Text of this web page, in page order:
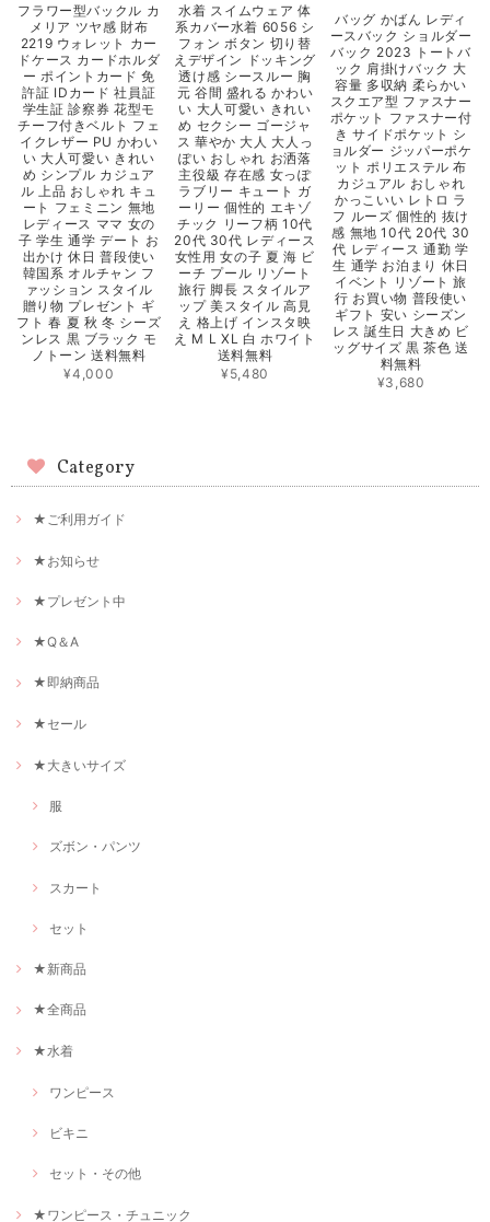
フラワー型バックル カ
メリア ツヤ感 財布
2219 ウォレット カー
ドケース カードホルダ
ー ポイントカード 免
許証 IDカード 社員証
学生証 診察券 花型モ
チーフ付きベルト フェ
イクレザー PU かわい
い 大人可愛い きれい
め シンプル カジュア
ル 上品 おしゃれ キュ
ート フェミニン 無地
レディース ママ 女の
子 学生 通学 デート お
出かけ 休日 普段使い
韓国系 オルチャン フ
ァッション スタイル
贈り物 プレゼント ギ
フト 春 夏 秋 冬 シーズ
ンレス 黒 ブラック モ
ノトーン 送料無料
¥4,000
水着 スイムウェア 体
系カバー水着 6056 シ
フォン ボタン 切り替
えデザイン ドッキング
透け感 シースルー 胸
元 谷間 盛れる かわい
い 大人可愛い きれい
め セクシー ゴージャ
ス 華やか 大人 大人っ
ぽい おしゃれ お洒落
主役級 存在感 女っぽ
ラブリー キュート ガ
ーリー 個性的 エキゾ
チック リーフ柄 10代
20代 30代 レディース
女性用 女の子 夏 海 ビ
ーチ プール リゾート
旅行 脚長 スタイルア
ップ 美スタイル 高見
え 格上げ インスタ映
え M L XL 白 ホワイト
送料無料
¥5,480
バッグ かばん レディ
ースバック ショルダー
バック 2023 トートバ
ック 肩掛けバック 大
容量 多収納 柔らかい
スクエア型 ファスナー
ポケット ファスナー付
き サイドポケット シ
ョルダー ジッパーポケ
ット ポリエステル 布
カジュアル おしゃれ
かっこいい レトロ ラ
フ ルーズ 個性的 抜け
感 無地 10代 20代 30
代 レディース 通勤 学
生 通学 お泊まり 休日
イベント リゾート 旅
行 お買い物 普段使い
ギフト 安い シーズン
レス 誕生日 大きめ ビ
ッグサイズ 黒 茶色 送
料無料
¥3,680
Category
★ご利用ガイド
★お知らせ
★プレゼント中
★Q＆A
★即納商品
★セール
★大きいサイズ
服
ズボン・パンツ
スカート
セット
★新商品
★全商品
★水着
ワンピース
ビキニ
セット・その他
★ワンピース・チュニック